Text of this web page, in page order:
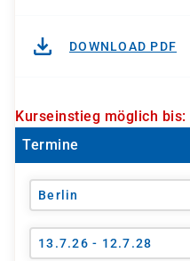
DOWNLOAD PDF
Kurseinstieg möglich bis:
Termine
Berlin
13.7.26 - 12.7.28